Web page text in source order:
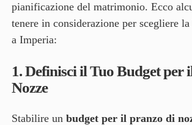
pianificazione del matrimonio. Ecco
tenere in considerazione per scegliere
a Imperia:
1.Definisci il Tuo Budget per
Nozze
Stabilire un budget per il pranzo di